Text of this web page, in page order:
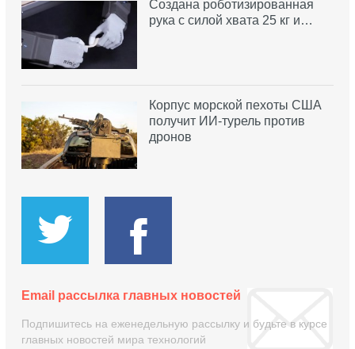
Создана роботизированная
рука с силой хвата 25 кг и…
Корпус морской пехоты США
получит ИИ-турель против
дронов
Email рассылка главных новостей
Подпишитесь на еженедельную рассылку и будьте в курсе
главных новостей мира технологий